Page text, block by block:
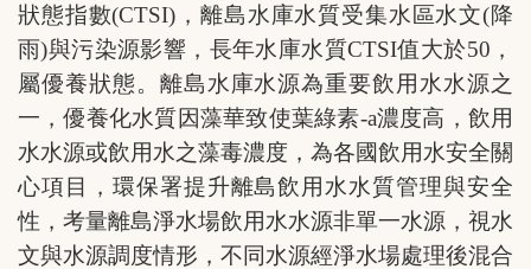
狀態指數(CTSI) ，離島水庫水質受集水區水文(降
雨)與污染源影響，長年水庫水質CTSI值大於50 ，
屬優養狀態。離島水庫水源為重要飲用水水源之
一，優養化水質因藻華致使葉綠素-a濃度高，飲用
水水源或飲用水之藻毒濃度，為各國飲用水安全關
心項目，環保署提升離島飲用水水質管理與安全
性，考量離島淨水場飲用水水源非單一水源，視水
文與水源調度情形，不同水源經淨水場處理後混合